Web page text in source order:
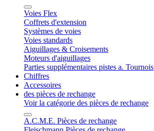
Voies Flex
Coffrets d'extension
Systèmes de voies
Voies standards
Aiguillages & Croisements
Moteurs d'aiguillages
Parties supplémentaires pistes a. Tournois
Chiffres
Accessoires
des pièces de rechange
Voir la catégorie des pièces de rechange
A.C.M.E. Pièces de rechange